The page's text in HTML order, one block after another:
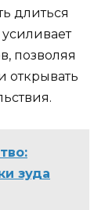
длиться
позволяя
открывать
зуда